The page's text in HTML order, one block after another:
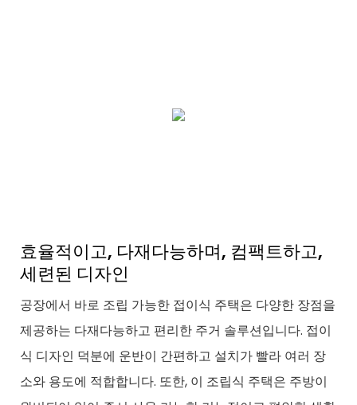
효율적이고, 다재다능하며, 컴팩트하고,
세련된 디자인
공장에서 바로 조립 가능한 접이식 주택은 다양한 장점을
제공하는 다재다능하고 편리한 주거 솔루션입니다. 접이
식 디자인 덕분에 운반이 간편하고 설치가 빨라 여러 장
소와 용도에 적합합니다. 또한, 이 조립식 주택은 주방이